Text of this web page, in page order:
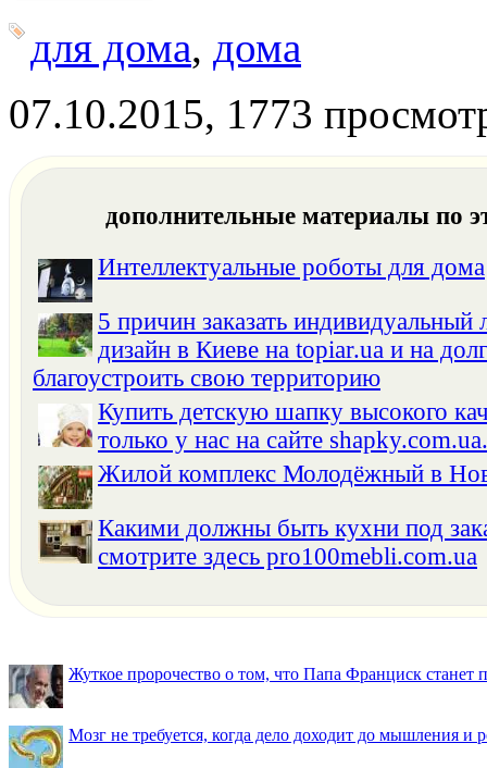
для дома, дома
07.10.2015, 1773
дополнительные материалы по
Интеллектуальные роботы для дома
5 причин заказать
дизайн в Киеве на topiar.ua и на
благоустроить свою территорию
Купить детскую шапку высокого
только у нас на сайте shapky.com.ua.
Жилой комплекс Молодёжный в
Какими должны быть кухни под
смотрите здесь pro100mebli.com.ua
Жуткое пророчество о том, что Папа Франциск
Мозг не требуется, когда дело доходит до мышления и